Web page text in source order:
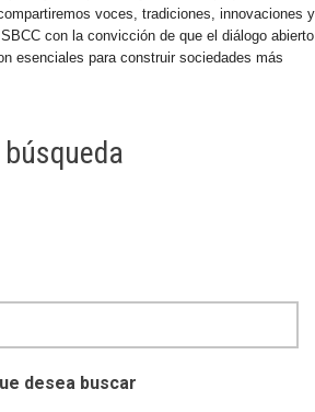
voces, tradiciones, innovaciones y
con la convicción de que el diálogo abierto
esenciales para construir sociedades más
desea buscar